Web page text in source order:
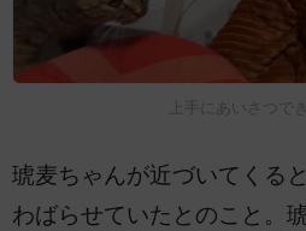
上手にあいさつで
琥麦ちゃんが近づいてくる
わばらせていたとのこと。